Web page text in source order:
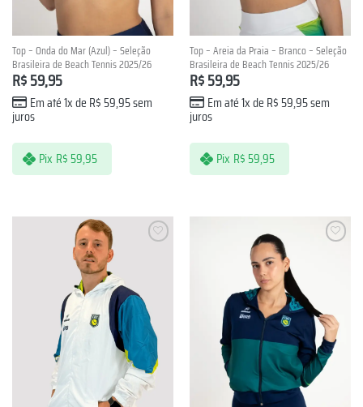
Top – Onda do Mar (Azul) – Seleção
Brasileira de Beach Tennis 2025/26
R$59,95
Em até 1x de R$ 59,95sem
juros
Pix R$ 59,95
Top – Areia da Praia – Branco – Seleção
Brasileira de Beach Tennis 2025/26
R$59,95
Em até 1x de R$ 59,95sem
juros
Pix R$ 59,95